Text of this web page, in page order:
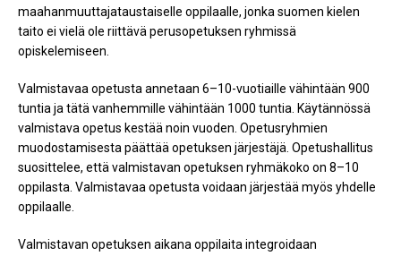
maahanmuuttajataustaiselle oppilaalle, jonka suomen kielen
taito ei vielä ole riittävä perusopetuksen ryhmissä
opiskelemiseen.
Valmistavaa opetusta annetaan 6–10-vuotiaille vähintään 900
tuntia ja tätä vanhemmille vähintään 1000 tuntia. Käytännössä
valmistava opetus kestää noin vuoden. Opetusryhmien
muodostamisesta päättää opetuksen järjestäjä. Opetushallitus
suosittelee, että valmistavan opetuksen ryhmäkoko on 8–10
oppilasta. Valmistavaa opetusta voidaan järjestää myös yhdelle
oppilaalle.
Valmistavan opetuksen aikana oppilaita integroidaan